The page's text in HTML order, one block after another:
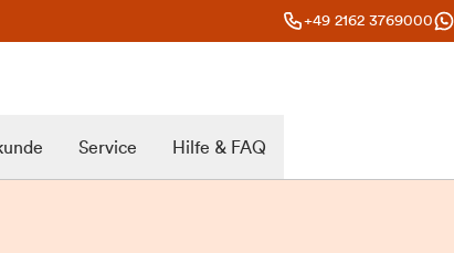
+49 2162 3769000
Service Hilfe & FAQ